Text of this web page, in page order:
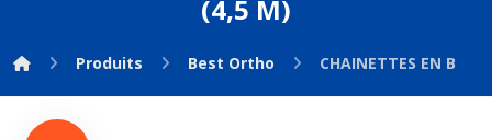
(4,5 M)
Produits Best Ortho CHAINETTES EN